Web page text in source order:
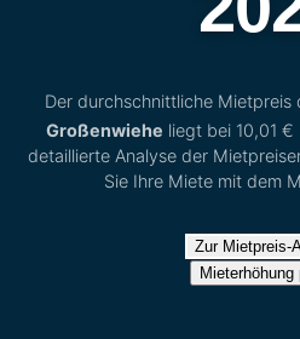
Der durchschnittliche
Großenwiehe liegt bei 10,01 €
detaillierte Analyse der
Sie Ihre Miete mit dem
Zur Mietpreis-
Mieterhöhung